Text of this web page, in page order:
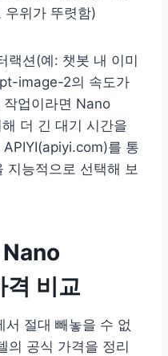
우위가 뚜렷함)
랙션(예: 챗봇 내 이미
image-2의 속도가
작업이라면 Nano
더 긴 대기 시간을
를 통
지능적으로 선택해 보
비교
서 절대 빼놓을 수 없
의 공식 가격을 정리